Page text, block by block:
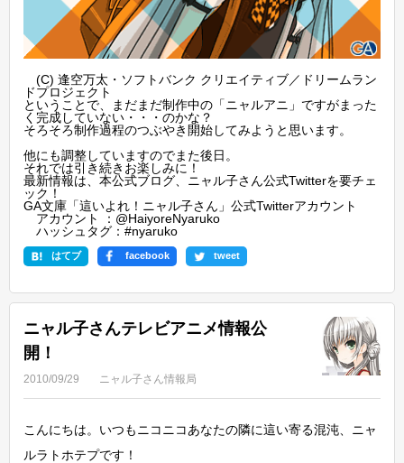
(C) 逢空万太・ソフトバンク クリエイティブ／ドリームラン
ドプロジェクト
ということで、まだまだ制作中の「ニャルアニ」ですがまった
く完成していない・・・のかな？
そろそろ制作過程のつぶやき開始してみようと思います。
他にも調整していますのでまた後日。
それでは引き続きお楽しみに！
最新情報は、本公式ブログ、ニャル子さん公式Twitterを要チェ
ック！
GA文庫「這いよれ！ニャル子さん」公式Twitterアカウント
アカウント ： @HaiyoreNyaruko
ハッシュタグ：#nyaruko
はてブ facebook tweet
ニャル子さんテレビアニメ情報公
開！
2010/09/29 ニャル子さん情報局
こんにちは。いつもニコニコあなたの隣に這い寄る混沌、ニャ
ルラトホテプです！